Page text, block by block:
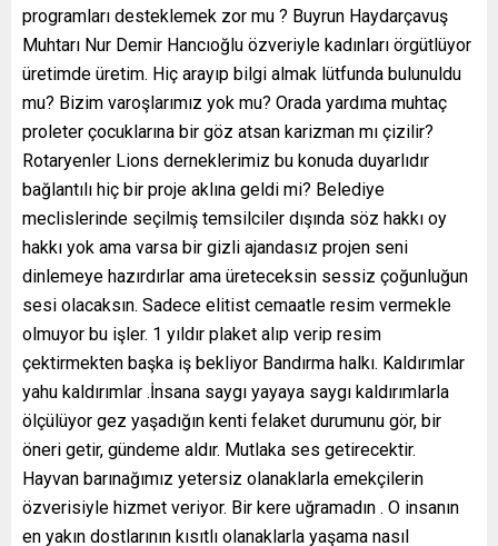
programları desteklemek zor mu ? Buyrun Haydarçavuş
Muhtarı Nur Demir Hancıoğlu özveriyle kadınları örgütlüyor
üretimde üretim. Hiç arayıp bilgi almak lütfunda bulunuldu
mu? Bizim varoşlarımız yok mu? Orada yardıma muhtaç
proleter çocuklarına bir göz atsan karizman mı çizilir?
Rotaryenler Lions derneklerimiz bu konuda duyarlıdır
bağlantılı hiç bir proje aklına geldi mi? Belediye
meclislerinde seçilmiş temsilciler dışında söz hakkı oy
hakkı yok ama varsa bir gizli ajandasız projen seni
dinlemeye hazırdırlar ama üreteceksin sessiz çoğunluğun
sesi olacaksın. Sadece elitist cemaatle resim vermekle
olmuyor bu işler. 1 yıldır plaket alıp verip resim
çektirmekten başka iş bekliyor Bandırma halkı. Kaldırımlar
yahu kaldırımlar .İnsana saygı yayaya saygı kaldırımlarla
ölçülüyor gez yaşadığın kenti felaket durumunu gör, bir
öneri getir, gündeme aldır. Mutlaka ses getirecektir.
Hayvan barınağımız yetersiz olanaklarla emekçilerin
özverisiyle hizmet veriyor. Bir kere uğramadın . O insanın
en yakın dostlarının kısıtlı olanaklarla yaşama nasıl